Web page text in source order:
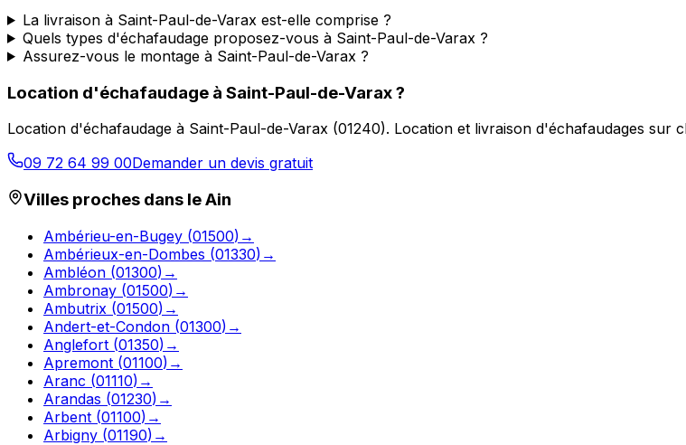
La livraison à Saint-Paul-de-Varax est-elle comprise ?
Quels types d'échafaudage proposez-vous à Saint-Paul-de-Varax ?
Assurez-vous le montage à Saint-Paul-de-Varax ?
Location d'échafaudage à Saint-Paul-de-Varax?
Location d'échafaudage à Saint-Paul-de-Varax (01240). Location et livraison d'échafaudages sur
09 72 64 99 00Demander un devis gratuit
Villes proches dans leAin
Ambérieu-en-Bugey (01500) →
Ambérieux-en-Dombes (01330) →
Ambléon (01300) →
Ambronay (01500) →
Ambutrix (01500) →
Andert-et-Condon (01300) →
Anglefort (01350) →
Apremont (01100) →
Aranc (01110) →
Arandas (01230) →
Arbent (01100) →
Arbigny (01190) →